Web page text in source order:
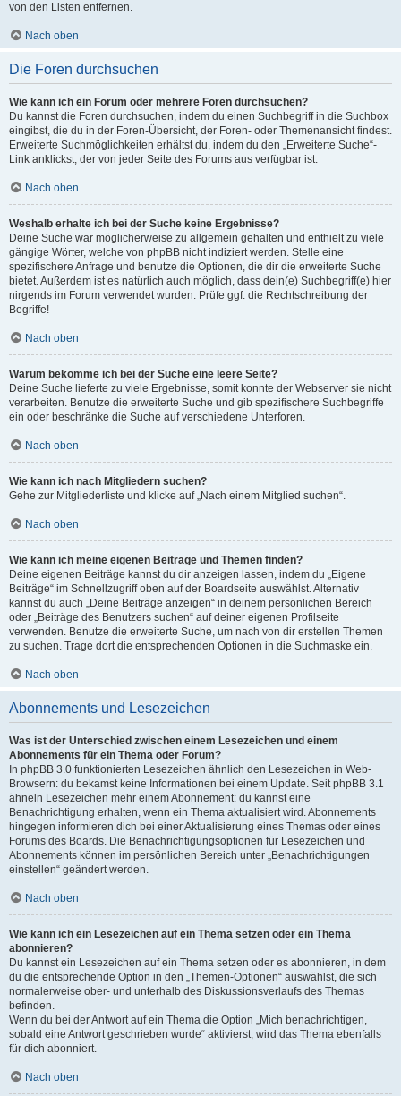
von den Listen entfernen.
Nach oben
Die Foren durchsuchen
Wie kann ich ein Forum oder mehrere Foren durchsuchen?
Du kannst die Foren durchsuchen, indem du einen Suchbegriff in die Suchbox
eingibst, die du in der Foren-Übersicht, der Foren- oder Themenansicht findest.
Erweiterte Suchmöglichkeiten erhältst du, indem du den „Erweiterte Suche“-
Link anklickst, der von jeder Seite des Forums aus verfügbar ist.
Nach oben
Weshalb erhalte ich bei der Suche keine Ergebnisse?
Deine Suche war möglicherweise zu allgemein gehalten und enthielt zu viele
gängige Wörter, welche von phpBB nicht indiziert werden. Stelle eine
spezifischere Anfrage und benutze die Optionen, die dir die erweiterte Suche
bietet. Außerdem ist es natürlich auch möglich, dass dein(e) Suchbegriff(e) hier
nirgends im Forum verwendet wurden. Prüfe ggf. die Rechtschreibung der
Begriffe!
Nach oben
Warum bekomme ich bei der Suche eine leere Seite?
Deine Suche lieferte zu viele Ergebnisse, somit konnte der Webserver sie nicht
verarbeiten. Benutze die erweiterte Suche und gib spezifischere Suchbegriffe
ein oder beschränke die Suche auf verschiedene Unterforen.
Nach oben
Wie kann ich nach Mitgliedern suchen?
Gehe zur Mitgliederliste und klicke auf „Nach einem Mitglied suchen“.
Nach oben
Wie kann ich meine eigenen Beiträge und Themen finden?
Deine eigenen Beiträge kannst du dir anzeigen lassen, indem du „Eigene
Beiträge“ im Schnellzugriff oben auf der Boardseite auswählst. Alternativ
kannst du auch „Deine Beiträge anzeigen“ in deinem persönlichen Bereich
oder „Beiträge des Benutzers suchen“ auf deiner eigenen Profilseite
verwenden. Benutze die erweiterte Suche, um nach von dir erstellen Themen
zu suchen. Trage dort die entsprechenden Optionen in die Suchmaske ein.
Nach oben
Abonnements und Lesezeichen
Was ist der Unterschied zwischen einem Lesezeichen und einem
Abonnements für ein Thema oder Forum?
In phpBB 3.0 funktionierten Lesezeichen ähnlich den Lesezeichen in Web-
Browsern: du bekamst keine Informationen bei einem Update. Seit phpBB 3.1
ähneln Lesezeichen mehr einem Abonnement: du kannst eine
Benachrichtigung erhalten, wenn ein Thema aktualisiert wird. Abonnements
hingegen informieren dich bei einer Aktualisierung eines Themas oder eines
Forums des Boards. Die Benachrichtigungsoptionen für Lesezeichen und
Abonnements können im persönlichen Bereich unter „Benachrichtigungen
einstellen“ geändert werden.
Nach oben
Wie kann ich ein Lesezeichen auf ein Thema setzen oder ein Thema
abonnieren?
Du kannst ein Lesezeichen auf ein Thema setzen oder es abonnieren, in dem
du die entsprechende Option in den „Themen-Optionen“ auswählst, die sich
normalerweise ober- und unterhalb des Diskussionsverlaufs des Themas
befinden.
Wenn du bei der Antwort auf ein Thema die Option „Mich benachrichtigen,
sobald eine Antwort geschrieben wurde“ aktivierst, wird das Thema ebenfalls
für dich abonniert.
Nach oben